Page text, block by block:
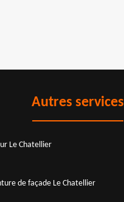
Autres services
Le Chatellier
de façade Le Chatellier